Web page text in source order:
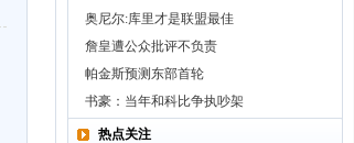
奥尼尔:库里才是联盟最佳
詹皇遭公众批评不负责
帕金斯预测东部首轮
书豪：当年和科比争执吵架
热点关注